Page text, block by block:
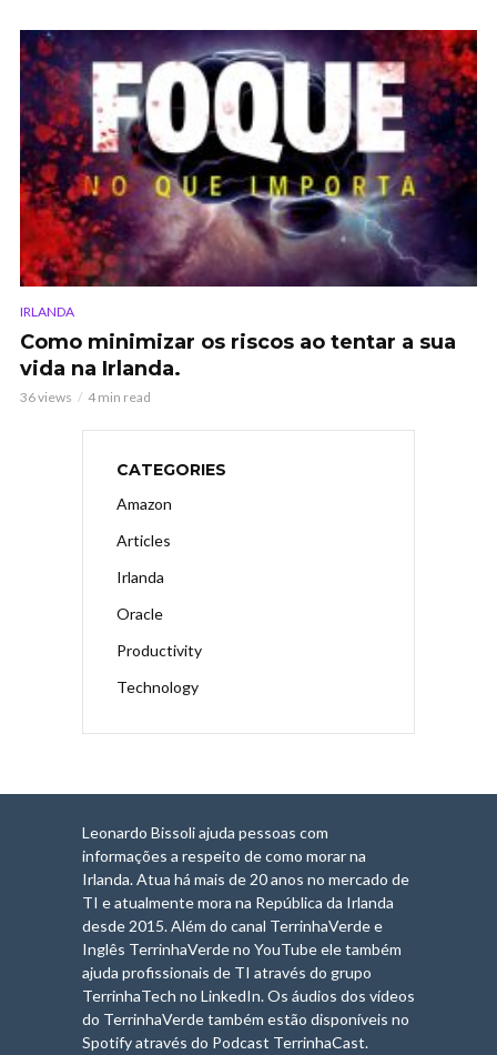
IRLANDA
Como minimizar os riscos ao tentar a sua
vida na Irlanda.
36 views 4 min read
CATEGORIES
Amazon
Articles
Irlanda
Oracle
Productivity
Technology
Leonardo Bissoli ajuda pessoas com
informações a respeito de como morar na
Irlanda. Atua há mais de 20 anos no mercado de
TI e atualmente mora na República da Irlanda
desde 2015. Além do canal TerrinhaVerde e
Inglês TerrinhaVerde no YouTube ele também
ajuda profissionais de TI através do grupo
TerrinhaTech no LinkedIn. Os áudios dos vídeos
do TerrinhaVerde também estão disponíveis no
Spotify através do Podcast TerrinhaCast.